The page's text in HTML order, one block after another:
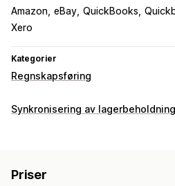
Amazon eBay QuickBooks
Xero
Kategorier
Regnskapsføring
Økonomiske rapporter
Ytelsesinstrumentbord
Synkronisering av lagerbeholdning
Multi-channel
Priser